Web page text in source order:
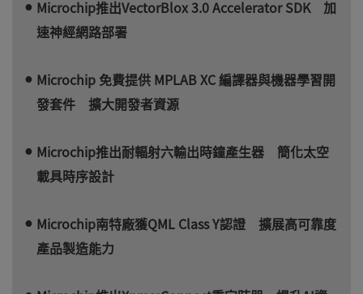
Microchip推出VectorBlox 3.0 Accelerator SDK 加
速神經網路部署
Microchip 免費提供 MPLAB XC 編譯器與機器學習開
發套件 擴大開發者資源
Microchip推出耐輻射六輸出時鐘產生器 簡化太空
載具時序設計
Microchip南特廠獲QML Class Y認證 擴展高可靠度
產品製造能力